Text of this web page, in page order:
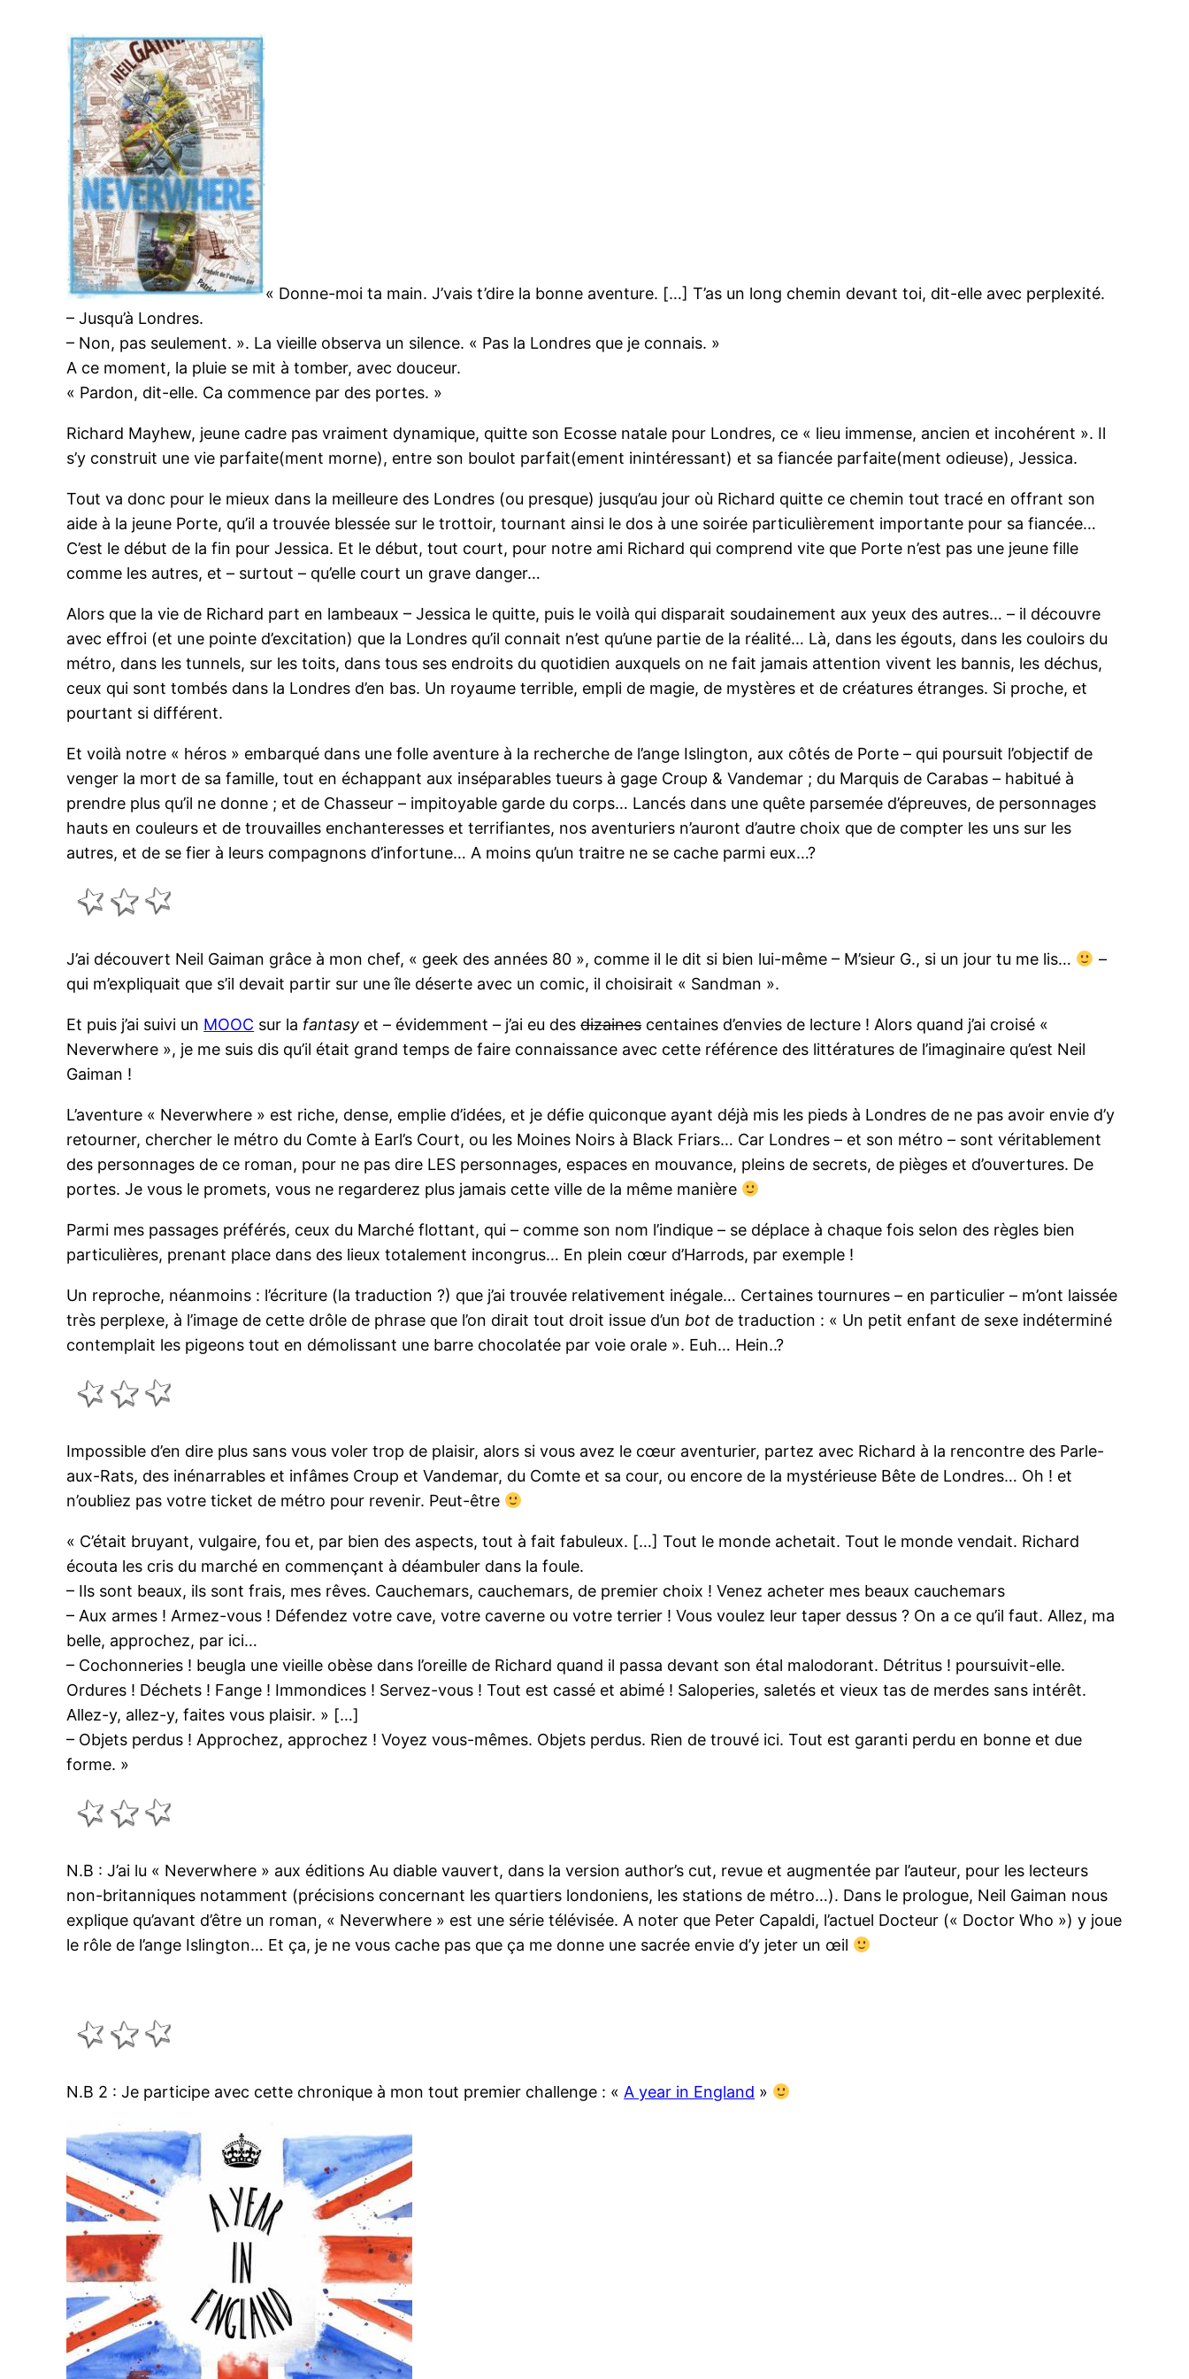
« Donne-moi ta main. J’vais t’dire la bonne aventure. […] T’as un long chemin devant toi, dit-elle avec perplexité.
– Jusqu’à Londres.
– Non, pas seulement. ». La vieille observa un silence. « Pas la Londres que je connais. »
A ce moment, la pluie se mit à tomber, avec douceur.
« Pardon, dit-elle. Ca commence par des portes. »
Richard Mayhew, jeune cadre pas vraiment dynamique, quitte son Ecosse natale pour Londres, ce « lieu immense, ancien et incohérent ». Il
s’y construit une vie parfaite(ment morne), entre son boulot parfait(ement inintéressant) et sa fiancée parfaite(ment odieuse), Jessica.
Tout va donc pour le mieux dans la meilleure des Londres (ou presque) jusqu’au jour où Richard quitte ce chemin tout tracé en offrant son
aide à la jeune Porte, qu’il a trouvée blessée sur le trottoir, tournant ainsi le dos à une soirée particulièrement importante pour sa fiancée…
C’est le début de la fin pour Jessica. Et le début, tout court, pour notre ami Richard qui comprend vite que Porte n’est pas une jeune fille
comme les autres, et – surtout – qu’elle court un grave danger…
Alors que la vie de Richard part en lambeaux – Jessica le quitte, puis le voilà qui disparait soudainement aux yeux des autres… – il découvre
avec effroi (et une pointe d’excitation) que la Londres qu’il connait n’est qu’une partie de la réalité… Là, dans les égouts, dans les couloirs du
métro, dans les tunnels, sur les toits, dans tous ses endroits du quotidien auxquels on ne fait jamais attention vivent les bannis, les déchus,
ceux qui sont tombés dans la Londres d’en bas. Un royaume terrible, empli de magie, de mystères et de créatures étranges. Si proche, et
pourtant si différent.
Et voilà notre « héros » embarqué dans une folle aventure à la recherche de l’ange Islington, aux côtés de Porte – qui poursuit l’objectif de
venger la mort de sa famille, tout en échappant aux inséparables tueurs à gage Croup & Vandemar ; du Marquis de Carabas – habitué à
prendre plus qu’il ne donne ; et de Chasseur – impitoyable garde du corps… Lancés dans une quête parsemée d’épreuves, de personnages
hauts en couleurs et de trouvailles enchanteresses et terrifiantes, nos aventuriers n’auront d’autre choix que de compter les uns sur les
autres, et de se fier à leurs compagnons d’infortune… A moins qu’un traitre ne se cache parmi eux…?
J’ai découvert Neil Gaiman grâce à mon chef, « geek des années 80 », comme il le dit si bien lui-même – M’sieur G., si un jour tu me lis…
–
qui m’expliquait que s’il devait partir sur une île déserte avec un comic, il choisirait « Sandman ».
Et puis j’ai suivi un MOOC sur la fantasy et – évidemment – j’ai eu desdizainescentaines d’envies de lecture ! Alors quand j’ai croisé «
Neverwhere », je me suis dis qu’il était grand temps de faire connaissance avec cette référence des littératures de l’imaginaire qu’est Neil
Gaiman !
L’aventure « Neverwhere » est riche, dense, emplie d’idées, et je défie quiconque ayant déjà mis les pieds à Londres de ne pas avoir envie d’y
retourner, chercher le métro du Comte à Earl’s Court, ou les Moines Noirs à Black Friars… Car Londres – et son métro – sont véritablement
des personnages de ce roman, pour ne pas dire LES personnages, espaces en mouvance, pleins de secrets, de pièges et d’ouvertures. De
portes. Je vous le promets, vous ne regarderez plus jamais cette ville de la même manière
Parmi mes passages préférés, ceux du Marché flottant, qui – comme son nom l’indique – se déplace à chaque fois selon des règles bien
particulières, prenant place dans des lieux totalement incongrus… En plein cœur d’Harrods, par exemple !
Un reproche, néanmoins : l’écriture (la traduction ?) que j’ai trouvée relativement inégale… Certaines tournures – en particulier – m’ont laissée
très perplexe, à l’image de cette drôle de phrase que l’on dirait tout droit issue d’un bot de traduction : « Un petit enfant de sexe indéterminé
contemplait les pigeons tout en démolissant une barre chocolatée par voie orale ». Euh… Hein..?
Impossible d’en dire plus sans vous voler trop de plaisir, alors si vous avez le cœur aventurier, partez avec Richard à la rencontre des Parle-
aux-Rats, des inénarrables et infâmes Croup et Vandemar, du Comte et sa cour, ou encore de la mystérieuse Bête de Londres… Oh ! et
n’oubliez pas votre ticket de métro pour revenir. Peut-être
« C’était bruyant, vulgaire, fou et, par bien des aspects, tout à fait fabuleux. […] Tout le monde achetait. Tout le monde vendait. Richard
écouta les cris du marché en commençant à déambuler dans la foule.
– Ils sont beaux, ils sont frais, mes rêves. Cauchemars, cauchemars, de premier choix ! Venez acheter mes beaux cauchemars
– Aux armes ! Armez-vous ! Défendez votre cave, votre caverne ou votre terrier ! Vous voulez leur taper dessus ? On a ce qu’il faut. Allez, ma
belle, approchez, par ici…
– Cochonneries ! beugla une vieille obèse dans l’oreille de Richard quand il passa devant son étal malodorant. Détritus ! poursuivit-elle.
Ordures ! Déchets ! Fange ! Immondices ! Servez-vous ! Tout est cassé et abimé ! Saloperies, saletés et vieux tas de merdes sans intérêt.
Allez-y, allez-y, faites vous plaisir. » […]
– Objets perdus ! Approchez, approchez ! Voyez vous-mêmes. Objets perdus. Rien de trouvé ici. Tout est garanti perdu en bonne et due
forme. »
N.B : J’ai lu « Neverwhere » aux éditions Au diable vauvert, dans la version author’s cut, revue et augmentée par l’auteur, pour les lecteurs
non-britanniques notamment (précisions concernant les quartiers londoniens, les stations de métro…). Dans le prologue, Neil Gaiman nous
explique qu’avant d’être un roman, « Neverwhere » est une série télévisée. A noter que Peter Capaldi, l’actuel Docteur (« Doctor Who ») y joue
le rôle de l’ange Islington… Et ça, je ne vous cache pas que ça me donne une sacrée envie d’y jeter un œil
N.B 2 : Je participe avec cette chronique à mon tout premier challenge : « A year in England »